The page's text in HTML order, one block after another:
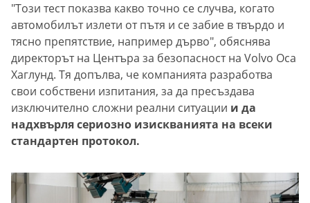
"Този тест показва какво точно се случва, когато
автомобилът излети от пътя и се забие в твърдо и
тясно препятствие, например дърво", обяснява
директорът на Центъра за безопасност на Volvo Оса
Хаглунд. Тя допълва, че компанията разработва
свои собствени изпитания, за да пресъздава
изключително сложни реални ситуации и да
надхвърля сериозно изискванията на всеки
стандартен протокол.